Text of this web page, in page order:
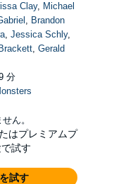
Clay, Michael
, Brandon
, Jessica Schly,
, Gerald
分
ん。
はプレミアムプ
試す
試す